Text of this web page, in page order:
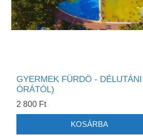
GYERMEK FÜRDÖ -
ÓRÁTÓL)
2 800 Ft